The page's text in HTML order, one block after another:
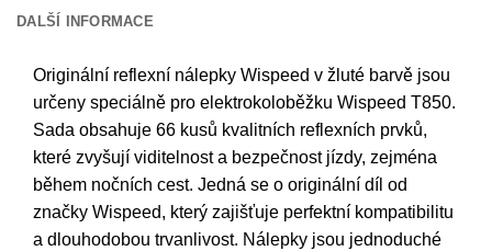
DALŠÍ INFORMACE
Originální reflexní nálepky Wispeed v žluté barvě jsou
určeny speciálně pro elektrokoloběžku Wispeed T850.
Sada obsahuje 66 kusů kvalitních reflexních prvků,
které zvyšují viditelnost a bezpečnost jízdy, zejména
během nočních cest. Jedná se o originální díl od
značky Wispeed, který zajišťuje perfektní kompatibilitu
a dlouhodobou trvanlivost. Nálepky jsou jednoduché